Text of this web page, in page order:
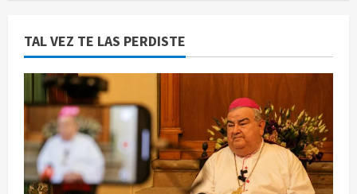
TAL VEZ TE LAS PERDISTE